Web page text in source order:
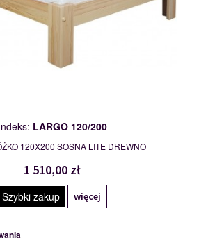
LARGO 120/200
120X200 SOSNA LITE DREWNO
1 510,00 zł
Szybki zakup więcej